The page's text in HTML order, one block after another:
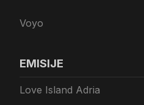
Voyo
EMISIJE
Love Island Adria